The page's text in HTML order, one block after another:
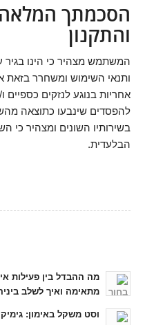
הסכמתך
והתקנון
המשתמש מצהיר כי הינו בגיר
ותנאי השימוש ומשחרר בזאת
אחריות בנוגע לנזקים כספיים
להפסדים שינבעו כתוצאה
בשירותיו השונים ומצהיר כי
הבלעדית.
מה ההבדל בין פעילות
מתאימה ואיך לשלב
וסט משקל באימון: גימיק